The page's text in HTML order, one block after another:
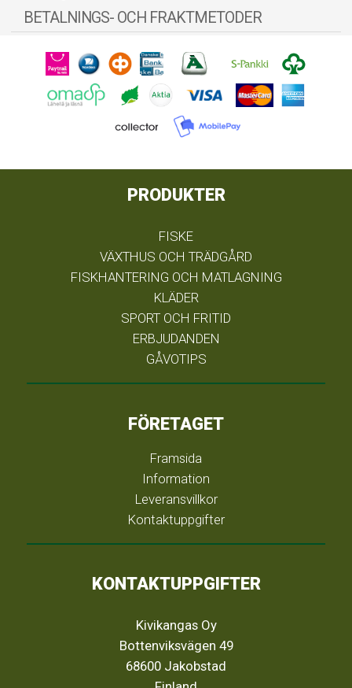
BETALNINGS- OCH FRAKTMETODER
PRODUKTER
FISKE
VÄXTHUS OCH TRÄDGÅRD
FISKHANTERING OCH MATLAGNING
KLÄDER
SPORT OCH FRITID
ERBJUDANDEN
GÅVOTIPS
FÖRETAGET
Framsida
Information
Leveransvillkor
Kontaktuppgifter
KONTAKTUPPGIFTER
Kivikangas Oy
Bottenviksvägen 49
68600 Jakobstad